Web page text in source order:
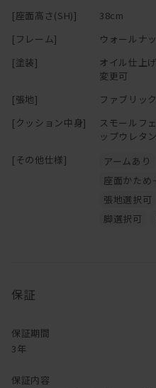
ホームパーティーのときは料理
す。
が・・・
クッションは取り外しの出来る
ソファと一緒に替えカバーもお
季節ごとに違った色でお楽しみ
※「節少なめ」のご注文につき
おります。
[座面高さ(SH)]
38cm
[フレーム]
ウォールナ
[塗装]
オイル仕上
変更可
[張地]
ファブリッ
[クッション中身]
スモールフ
ップウレタ
[その他仕様]
アームあり
座面かため
張地選択可
脚選択可
保証
保証期間
3年
保証内容